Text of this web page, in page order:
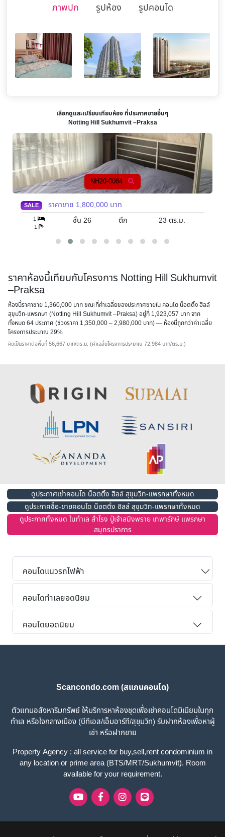
ภาพปก รูปห้อง รูปคอนโด
เลือกดูและเปรียบเทียบห้อง ที่ประกาศขายอื่นๆ
Notting Hill Sukhumvit –Praksa
NH20-0084
SALE ราคาขาย 1,800,000 บาท
1
1
ชั้น 26 ตึก 23 ตร.ม.
ราคาห้องนี้เทียบกับโครงการ Notting Hill Sukhumvit
–Praksa
ห้องนี้ราคาขาย 1,360,000 บาท ขณะที่ค่าเฉลี่ยของประกาศขายใน คอนโด น็อตติ้ง ฮิลล์
สุขุมวิท-แพรกษา (Notting Hill Sukhumvit –Praksa) อยู่ที่ 1,923,057 บาท จาก
ทั้งหมด 64 ประกาศ (ช่วงราคา 1,350,000 – 2,980,000 บาท) — ห้องนี้ถูกกว่าค่าเฉลี่ย
โครงการประมาณ 29%
คิดเป็นราคาต่อพื้นที่ 56,667 บาท/ตร.ม. (ค่าเฉลี่ยโครงการประมาณ 72,984 บาท/ตร.ม.)
ดูประกาศเช่าคอนโด น็อตติ้ง ฮิลล์ สุขุมวิท-แพรกษาทั้งหมด
ดูประกาศซื้อ-ขายคอนโด น็อตติ้ง ฮิลล์ สุขุมวิท-แพรกษาทั้งหมด
ดูประกาศทั้งหมด ในทำเล สำโรง ปู่เจ้าสมิงพราย เทพารักษ์ แพรกษา
สมุทรปราการ
คอนโดแนวรถไฟฟ้า
คอนโดทำเลยอดนิยม
คอนโดยอดนิยม
Scancondo.com (สแกนคอนโด)
ตัวแทนอสังหาริมทรัพย์ ให้บริการหาห้องชุดเพื่อเช่าคอนโดมิเนียมในทุก
ทำเล หรือใจกลางเมือง (บีทีเอส/เอ็มอาร์ที/สุขุมวิท) รับฝากห้องเพื่อหาผู้
เช่า หรือฝากขาย
Property Agency : all service for buy,sell,rent condominium in
any location or prime area (BTS/MRT/Sukhumvit). Room
available for your requirement.